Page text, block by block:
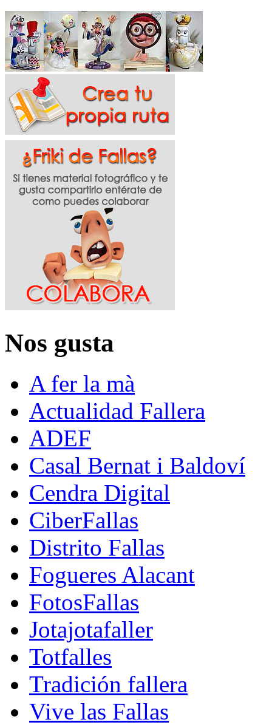
Nos gusta
A fer la mà
Actualidad Fallera
ADEF
Casal Bernat i Baldoví
Cendra Digital
CiberFallas
Distrito Fallas
Fogueres Alacant
FotosFallas
Jotajotafaller
Totfalles
Tradición fallera
Vive las Fallas